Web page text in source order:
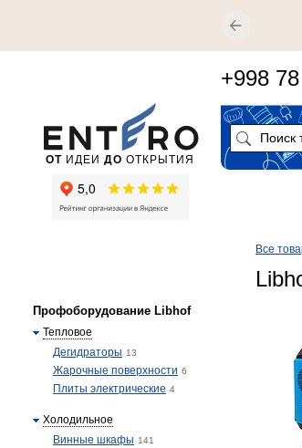
Все
Профоборудование Libhof
Тепловое
Дегидраторы 13
Жарочные поверхности 6
Плиты электрические 4
Холодильное
Винные шкафы 141
ОТ ИДЕИ ДО ОТКРЫТИЯ
+998